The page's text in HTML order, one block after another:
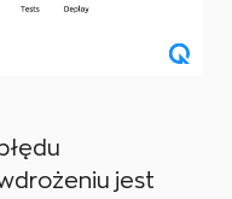
jest